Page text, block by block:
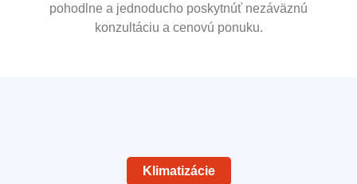
pohodlne a jednoducho poskytnúť nezáväznú
konzultáciu a cenovú ponuku.
Klimatizácie